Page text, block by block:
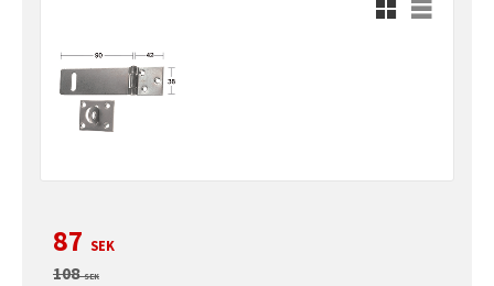
Nedsatt pris:
87 SEK
Ordinarie pris:
108SEK